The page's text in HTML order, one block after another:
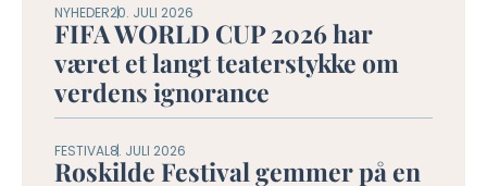
NYHEDER20. JULI 2026
FIFA WORLD CUP 2026 har
været et langt teaterstykke om
verdens ignorance
FESTIVAL8. JULI 2026
Roskilde Festival gemmer på en